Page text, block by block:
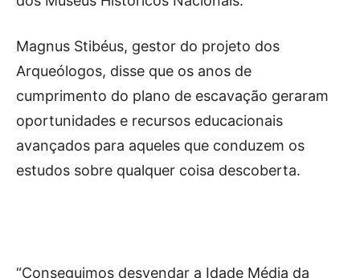
Magnus Stibéus, gestor do projeto dos
Arqueólogos, disse que os anos de
cumprimento do plano de escavação geraram
oportunidades e recursos educacionais
avançados para aqueles que conduzem os
estudos sobre qualquer coisa descoberta.
“Conseguimos desvendar a Idade Média da